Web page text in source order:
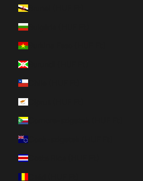
Brunei (HUF Ft)
Bulgária (HUF Ft)
Burkina Faso (HUF Ft)
Burundi (HUF Ft)
Chile (HUF Ft)
Comore-szigetek (HUF Ft)
Cook-szigetek (HUF Ft)
Costa Rica (HUF Ft)